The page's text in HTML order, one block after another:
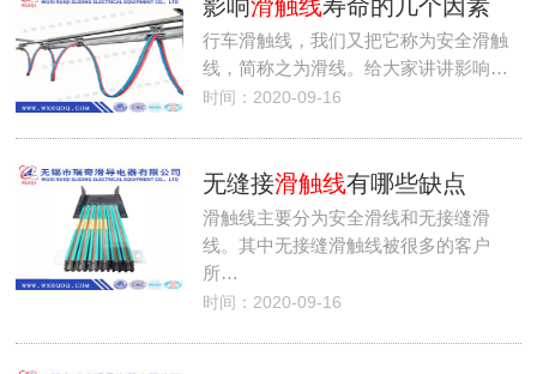
影响滑触线寿命的几个因素
行车滑触线，我们又把它称为安全滑触
线，简称之为滑线。给大家讲讲影响…
时间：2020-09-16
无缝接滑触线有哪些缺点
滑触线主要分为安全滑线和无接缝滑
线。其中无接缝滑触线被很多的客户
所…
时间：2020-09-16